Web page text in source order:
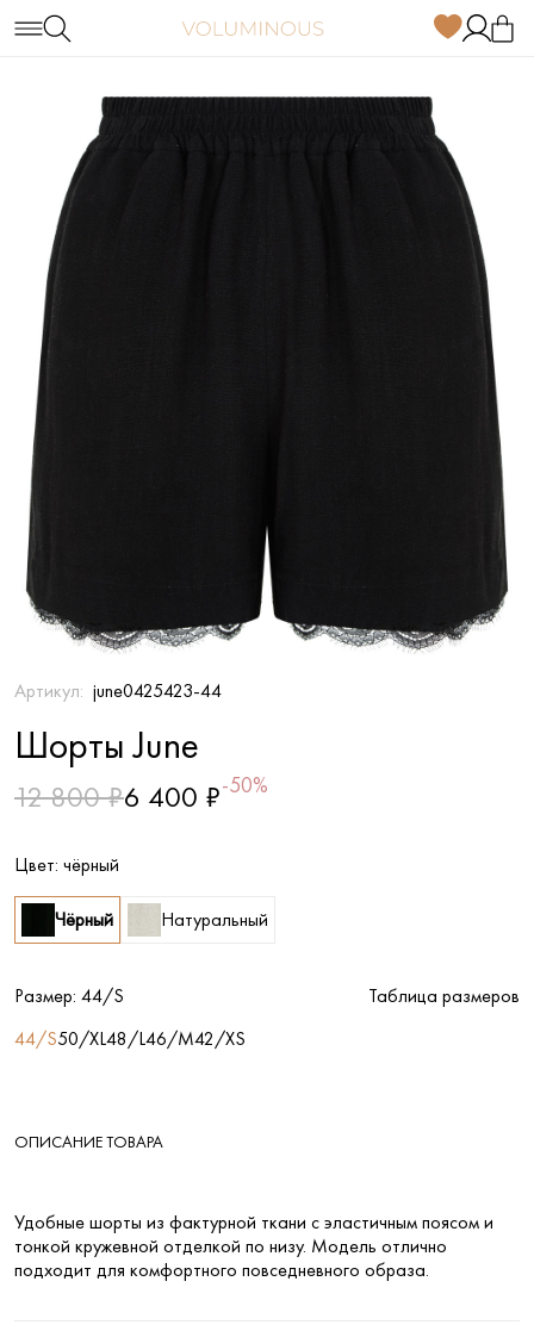
Артикул: june0425423-44
Шорты June
12 800 ₽6 400 ₽-50%
Цвет: чёрный
Чёрный Натуральный
Размер: 44/S
Таблица размеров
44/S50/XL48/L46/M42/XS
ОПИСАНИЕ ТОВАРА
Удобные шорты из фактурной ткани с эластичным поясом и
тонкой кружевной отделкой по низу. Модель отлично
подходит для комфортного повседневного образа.